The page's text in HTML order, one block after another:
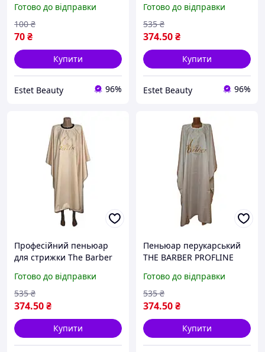
універсальний. З
накладною подвійною
кишенею. Арт 24374
Готово до відправки
70₴
100 ₴
Купити
Estet Beauty 96%
волосся з плащової
тканини 145×145 см. Арт
GR1451
Готово до відправки
374.50₴
535 ₴
Купити
Estet Beauty 96%
Професійний пеньюар
для стрижки The Barber
145х145 см Бежевий
(накидка перукарська)
Готово до відправки
374.50₴
535 ₴
Купити
Пеньюар перукарський
THE BARBER PROFLINE
стрижки та фарбування
волосся з плащової
тканини 145×145 см.
АртПББ145
Готово до відправки
374.50₴
535 ₴
Купити